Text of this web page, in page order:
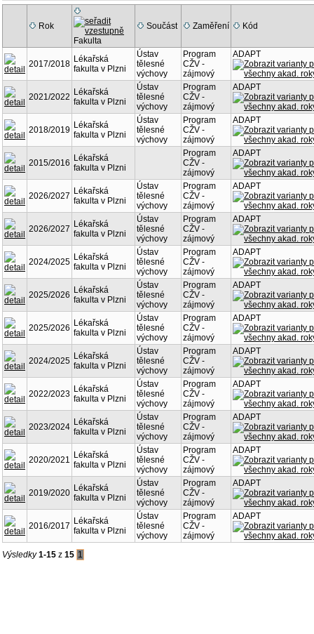
Rok
Fakulta
Součást Zaměření Kód
2017/2018 Lékařská
fakulta v Plzni
Ústav
tělesné
výchovy
Program
CŽV -
zájmový
ADAPT
2021/2022 Lékařská
fakulta v Plzni
Ústav
tělesné
výchovy
Program
CŽV -
zájmový
ADAPT
2018/2019 Lékařská
fakulta v Plzni
Ústav
tělesné
výchovy
Program
CŽV -
zájmový
ADAPT
2015/2016 Lékařská
fakulta v Plzni
Program
CŽV -
zájmový
ADAPT
2026/2027 Lékařská
fakulta v Plzni
Ústav
tělesné
výchovy
Program
CŽV -
zájmový
ADAPT
2026/2027 Lékařská
fakulta v Plzni
Ústav
tělesné
výchovy
Program
CŽV -
zájmový
ADAPT
2024/2025 Lékařská
fakulta v Plzni
Ústav
tělesné
výchovy
Program
CŽV -
zájmový
ADAPT
2025/2026 Lékařská
fakulta v Plzni
Ústav
tělesné
výchovy
Program
CŽV -
zájmový
ADAPT
2025/2026 Lékařská
fakulta v Plzni
Ústav
tělesné
výchovy
Program
CŽV -
zájmový
ADAPT
2024/2025 Lékařská
fakulta v Plzni
Ústav
tělesné
výchovy
Program
CŽV -
zájmový
ADAPT
2022/2023 Lékařská
fakulta v Plzni
Ústav
tělesné
výchovy
Program
CŽV -
zájmový
ADAPT
2023/2024 Lékařská
fakulta v Plzni
Ústav
tělesné
výchovy
Program
CŽV -
zájmový
ADAPT
2020/2021 Lékařská
fakulta v Plzni
Ústav
tělesné
výchovy
Program
CŽV -
zájmový
ADAPT
2019/2020 Lékařská
fakulta v Plzni
Ústav
tělesné
výchovy
Program
CŽV -
zájmový
ADAPT
2016/2017 Lékařská
fakulta v Plzni
Ústav
tělesné
výchovy
Program
CŽV -
zájmový
ADAPT
Výsledky1-15 z 15 1